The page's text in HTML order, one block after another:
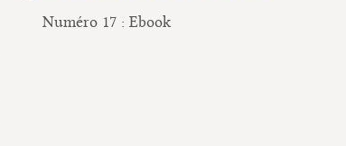
Numéro 17 : Ebook